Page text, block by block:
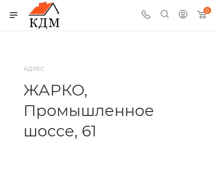
0
АДРЕС
ЖАРКО,
Промышленное
шоссе, 61